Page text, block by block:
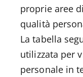
proprie aree
qualità
La tabella
utilizzata per
personale in